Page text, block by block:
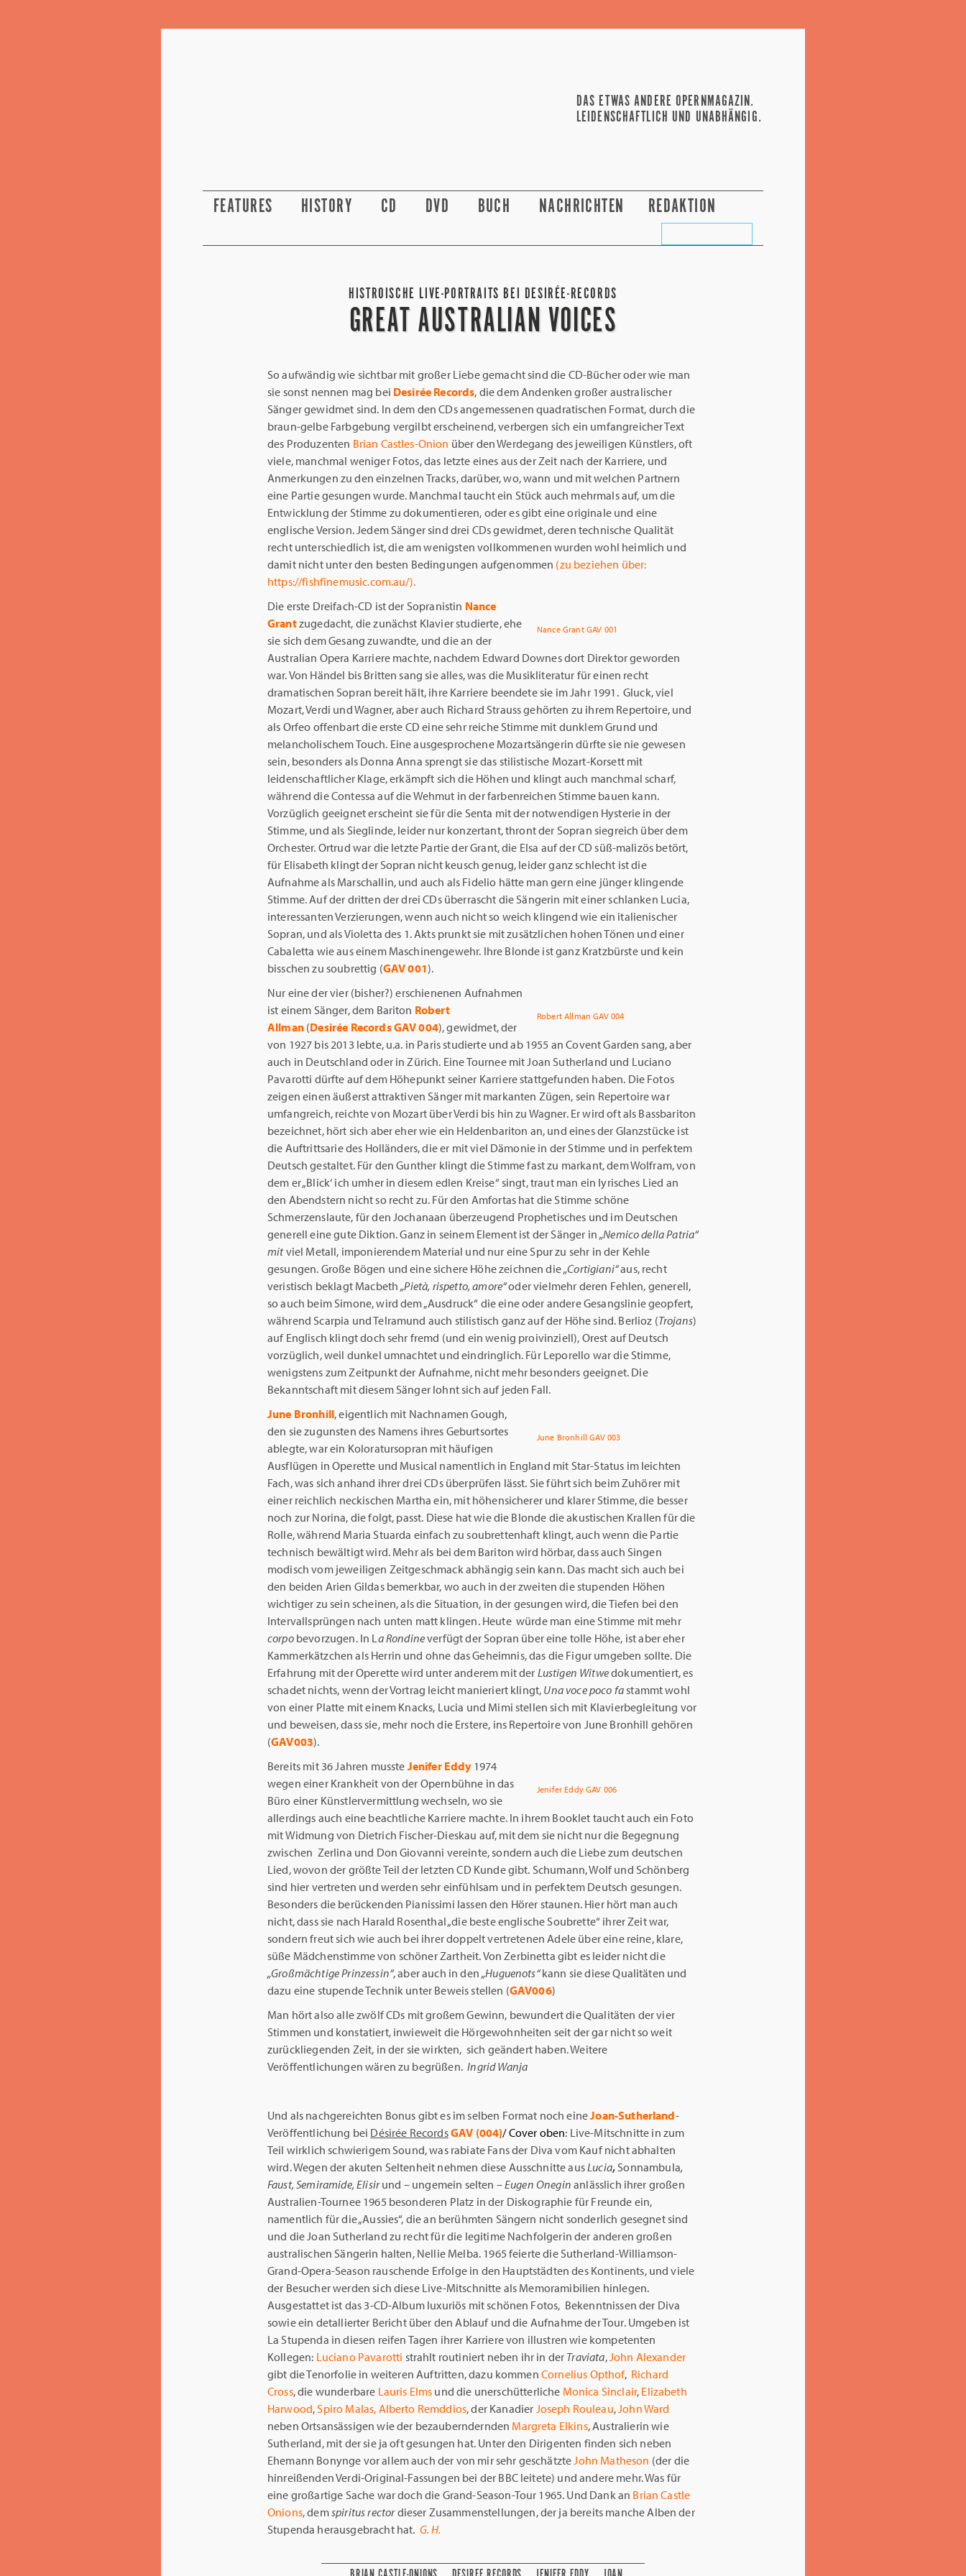
DAS ETWAS ANDERE OPERNMAGAZIN.
LEIDENSCHAFTLICH UND UNABHÄNGIG.
FEATURES HISTORY CD DVD BUCH NACHRICHTEN REDAKTION
HISTROISCHE LIVE-PORTRAITS BEI DESIRÉE-RECORDS
GREAT AUSTRALIAN VOICES
So aufwändig wie sichtbar mit großer Liebe gemacht sind die CD-Bücher oder wie man
sie sonst nennen mag bei Desirée Records, die dem Andenken großer australischer
Sänger gewidmet sind. In dem den CDs angemessenen quadratischen Format, durch die
braun-gelbe Farbgebung vergilbt erscheinend, verbergen sich ein umfangreicher Text
des Produzenten Brian Castles-Onion über den Werdegang des jeweiligen Künstlers, oft
viele, manchmal weniger Fotos, das letzte eines aus der Zeit nach der Karriere, und
Anmerkungen zu den einzelnen Tracks, darüber, wo, wann und mit welchen Partnern
eine Partie gesungen wurde. Manchmal taucht ein Stück auch mehrmals auf, um die
Entwicklung der Stimme zu dokumentieren, oder es gibt eine originale und eine
englische Version. Jedem Sänger sind drei CDs gewidmet, deren technische Qualität
recht unterschiedlich ist, die am wenigsten vollkommenen wurden wohl heimlich und
damit nicht unter den besten Bedingungen aufgenommen (zu beziehen über:
https://fishfinemusic.com.au/).
Nance Grant GAV 001
Die erste Dreifach-CD ist der Sopranistin Nance
Grantzugedacht, die zunächst Klavier studierte, ehe
sie sich dem Gesang zuwandte, und die an der
Australian Opera Karriere machte, nachdem Edward Downes dort Direktor geworden
war. Von Händel bis Britten sang sie alles, was die Musikliteratur für einen recht
dramatischen Sopran bereit hält, ihre Karriere beendete sie im Jahr 1991. Gluck, viel
Mozart, Verdi und Wagner, aber auch Richard Strauss gehörten zu ihrem Repertoire, und
als Orfeo offenbart die erste CD eine sehr reiche Stimme mit dunklem Grund und
melancholischem Touch. Eine ausgesprochene Mozartsängerin dürfte sie nie gewesen
sein, besonders als Donna Anna sprengt sie das stilistische Mozart-Korsett mit
leidenschaftlicher Klage, erkämpft sich die Höhen und klingt auch manchmal scharf,
während die Contessa auf die Wehmut in der farbenreichen Stimme bauen kann.
Vorzüglich geeignet erscheint sie für die Senta mit der notwendigen Hysterie in der
Stimme, und als Sieglinde, leider nur konzertant, thront der Sopran siegreich über dem
Orchester. Ortrud war die letzte Partie der Grant, die Elsa auf der CD süß-malizös betört,
für Elisabeth klingt der Sopran nicht keusch genug, leider ganz schlecht ist die
Aufnahme als Marschallin, und auch als Fidelio hätte man gern eine jünger klingende
Stimme. Auf der dritten der drei CDs überrascht die Sängerin mit einer schlanken Lucia,
interessanten Verzierungen, wenn auch nicht so weich klingend wie ein italienischer
Sopran, und als Violetta des 1. Akts prunkt sie mit zusätzlichen hohen Tönen und einer
Cabaletta wie aus einem Maschinengewehr. Ihre Blonde ist ganz Kratzbürste und kein
bisschen zu soubrettig (GAV 001).
Robert Allman GAV 004
Nur eine der vier (bisher?) erschienenen Aufnahmen
ist einem Sänger, dem Bariton Robert
Allman(Desirée Records GAV 004), gewidmet, der
von 1927 bis 2013 lebte, u.a. in Paris studierte und ab 1955 an Covent Garden sang, aber
auch in Deutschland oder in Zürich. Eine Tournee mit Joan Sutherland und Luciano
Pavarotti dürfte auf dem Höhepunkt seiner Karriere stattgefunden haben. Die Fotos
zeigen einen äußerst attraktiven Sänger mit markanten Zügen, sein Repertoire war
umfangreich, reichte von Mozart über Verdi bis hin zu Wagner. Er wird oft als Bassbariton
bezeichnet, hört sich aber eher wie ein Heldenbariton an, und eines der Glanzstücke ist
die Auftrittsarie des Holländers, die er mit viel Dämonie in der Stimme und in perfektem
Deutsch gestaltet. Für den Gunther klingt die Stimme fast zu markant, dem Wolfram, von
dem er „Blick‘ ich umher in diesem edlen Kreise“ singt, traut man ein lyrisches Lied an
den Abendstern nicht so recht zu. Für den Amfortas hat die Stimme schöne
Schmerzenslaute, für den Jochanaan überzeugend Prophetisches und im Deutschen
generell eine gute Diktion. Ganz in seinem Element ist der Sänger in„Nemico della Patria“
mitviel Metall, imponierendem Material und nur eine Spur zu sehr in der Kehle
gesungen. Große Bögen und eine sichere Höhe zeichnen die„Cortigiani“aus, recht
veristisch beklagt Macbeth„Pietà, rispetto, amore“oder vielmehr deren Fehlen, generell,
so auch beim Simone, wird dem „Ausdruck“ die eine oder andere Gesangslinie geopfert,
während Scarpia und Telramund auch stilistisch ganz auf der Höhe sind. Berlioz (Trojans)
auf Englisch klingt doch sehr fremd (und ein wenig proivinziell), Orest auf Deutsch
vorzüglich, weil dunkel umnachtet und eindringlich. Für Leporello war die Stimme,
wenigstens zum Zeitpunkt der Aufnahme, nicht mehr besonders geeignet. Die
Bekanntschaft mit diesem Sänger lohnt sich auf jeden Fall.
June Bronhill GAV 003
June Bronhill, eigentlich mit Nachnamen Gough,
den sie zugunsten des Namens ihres Geburtsortes
ablegte, war ein Koloratursopran mit häufigen
Ausflügen in Operette und Musical namentlich in England mit Star-Status im leichten
Fach, was sich anhand ihrer drei CDs überprüfen lässt. Sie führt sich beim Zuhörer mit
einer reichlich neckischen Martha ein, mit höhensicherer und klarer Stimme, die besser
noch zur Norina, die folgt, passt. Diese hat wie die Blonde die akustischen Krallen für die
Rolle, während Maria Stuarda einfach zu soubrettenhaft klingt, auch wenn die Partie
technisch bewältigt wird. Mehr als bei dem Bariton wird hörbar, dass auch Singen
modisch vom jeweiligen Zeitgeschmack abhängig sein kann. Das macht sich auch bei
den beiden Arien Gildas bemerkbar, wo auch in der zweiten die stupenden Höhen
wichtiger zu sein scheinen, als die Situation, in der gesungen wird, die Tiefen bei den
Intervallsprüngen nach unten matt klingen. Heute würde man eine Stimme mit mehr
corpobevorzugen. In La Rondineverfügt der Sopran über eine tolle Höhe, ist aber eher
Kammerkätzchen als Herrin und ohne das Geheimnis, das die Figur umgeben sollte. Die
Erfahrung mit der Operette wird unter anderem mit der Lustigen Witwedokumentiert, es
schadet nichts, wenn der Vortrag leicht manieriert klingt, Una voce poco fastammt wohl
von einer Platte mit einem Knacks, Lucia und Mimi stellen sich mit Klavierbegleitung vor
und beweisen, dass sie, mehr noch die Erstere, ins Repertoire von June Bronhill gehören
(GAV003).
Jenifer Eddy GAV 006
Bereits mit 36 Jahren musste Jenifer Eddy1974
wegen einer Krankheit von der Opernbühne in das
Büro einer Künstlervermittlung wechseln, wo sie
allerdings auch eine beachtliche Karriere machte. In ihrem Booklet taucht auch ein Foto
mit Widmung von Dietrich Fischer-Dieskau auf, mit dem sie nicht nur die Begegnung
zwischen Zerlina und Don Giovanni vereinte, sondern auch die Liebe zum deutschen
Lied, wovon der größte Teil der letzten CD Kunde gibt. Schumann, Wolf und Schönberg
sind hier vertreten und werden sehr einfühlsam und in perfektem Deutsch gesungen.
Besonders die berückenden Pianissimi lassen den Hörer staunen. Hier hört man auch
nicht, dass sie nach Harald Rosenthal „die beste englische Soubrette“ ihrer Zeit war,
sondern freut sich wie auch bei ihrer doppelt vertretenen Adele über eine reine, klare,
süße Mädchenstimme von schöner Zartheit. Von Zerbinetta gibt es leider nicht die
„Großmächtige Prinzessin“, aber auch in den „Huguenots“kann sie diese Qualitäten und
dazu eine stupende Technik unter Beweis stellen (GAV006)
Man hört also alle zwölf CDs mit großem Gewinn, bewundert die Qualitäten der vier
Stimmen und konstatiert, inwieweit die Hörgewohnheiten seit der gar nicht so weit
zurückliegenden Zeit, in der sie wirkten, sich geändert haben. Weitere
Veröffentlichungen wären zu begrüßen.Ingrid Wanja
Und als nachgereichten Bonus gibt es im selben Format noch eineJoan-Sutherland-
Veröffentlichung bei Désirée RecordsGAV (004)/ Cover oben: Live-Mitschnitte in zum
Teil wirklich schwierigem Sound, was rabiate Fans der Diva vom Kauf nicht abhalten
wird. Wegen der akuten Seltenheit nehmen diese Ausschnitte ausLucia, Sonnambula,
Faust, Semiramide, Elisirund – ungemein selten –Eugen Onegin anlässlich ihrer großen
Australien-Tournee 1965 besonderen Platz in der Diskographie für Freunde ein,
namentlich für die „Aussies“, die an berühmten Sängern nicht sonderlich gesegnet sind
und die Joan Sutherland zu recht für die legitime Nachfolgerin der anderen großen
australischen Sängerin halten, Nellie Melba. 1965 feierte die Sutherland-Williamson-
Grand-Opera-Season rauschende Erfolge in den Hauptstädten des Kontinents, und viele
der Besucher werden sich diese Live-Mitschnitte als Memoramibilien hinlegen.
Ausgestattet ist das 3-CD-Album luxuriös mit schönen Fotos, Bekenntnissen der Diva
sowie ein detallierter Bericht über den Ablauf und die Aufnahme der Tour. Umgeben ist
La Stupenda in diesen reifen Tagen ihrer Karriere von illustren wie kompetenten
Kollegen: Luciano Pavarotti strahlt routiniert neben ihr in der Traviata,John Alexander
gibt die Tenorfolie in weiteren Auftritten, dazu kommen Cornelius Opthof, Richard
Cross, die wunderbare Lauris Elms und die unerschütterliche Monica Sinclair, Elizabeth
Harwood,Spiro Malas, Alberto Remddios, der Kanadier Joseph Rouleau,John Ward
neben Ortsansässigen wie der bezauberndernden Margreta Elkins, Australierin wie
Sutherland, mit der sie ja oft gesungen hat. Unter den Dirigenten finden sich neben
Ehemann Bonynge vor allem auch der von mir sehr geschätzteJohn Matheson (der die
hinreißenden Verdi-Original-Fassungen bei der BBC leitete) und andere mehr. Was für
eine großartige Sache war doch die Grand-Season-Tour 1965. Und Dank an Brian Castle
Onions, demspiritus rectordieser Zusammenstellungen, der ja bereits manche Alben der
Stupenda herausgebracht hat. G. H.